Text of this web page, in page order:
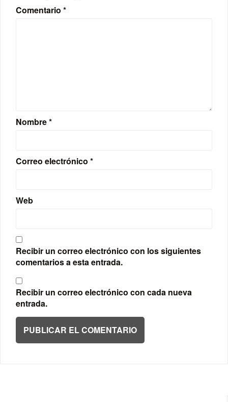
Comentario *
Nombre*
Correo electrónico *
Web
Recibir un correo electrónico con los siguientes
comentarios a esta entrada.
Recibir un correo electrónico con cada nueva
entrada.